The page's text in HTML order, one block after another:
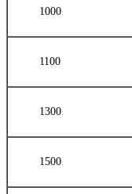
1000
1100
1300
1500